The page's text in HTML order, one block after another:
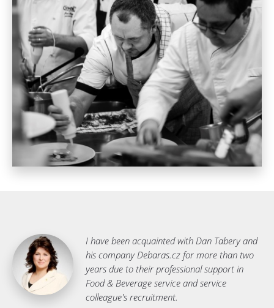
I have been acquainted with Dan Tabery and
his company Debaras.cz for more than two
years due to their professional support in
Food & Beverage service and service
colleague's recruitment.